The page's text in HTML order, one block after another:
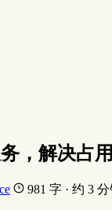
，解决占
981 字 · 约 3